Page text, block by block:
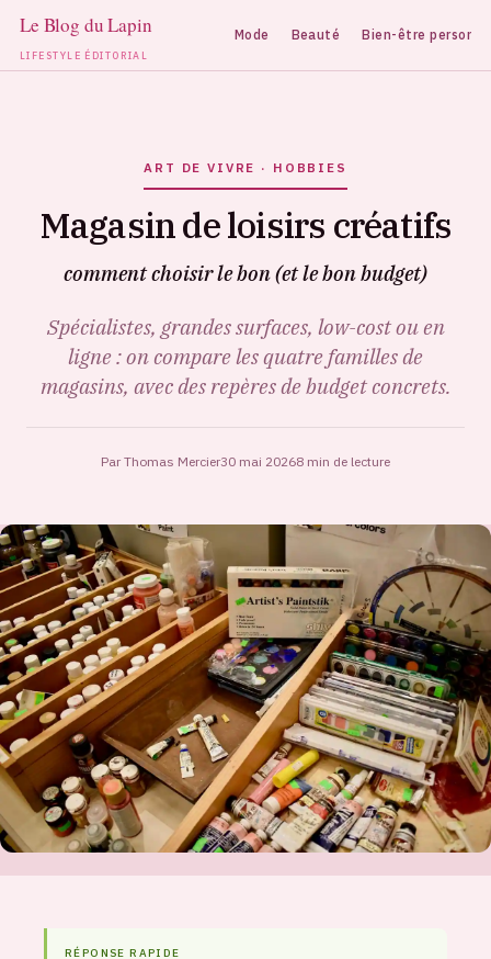
LIFESTYLE ÉDITORIAL
Mode Beauté Bien-être
ART DE VIVRE · HOBBIES
Magasin de loisirs créatifs
comment choisir le bon (et le bon budget)
Spécialistes, grandes surfaces, low-cost ou en
ligne : on compare les quatre familles de
magasins, avec des repères de budget concrets.
Par Thomas Mercier30 mai 20268 min de lecture
RÉPONSE RAPIDE